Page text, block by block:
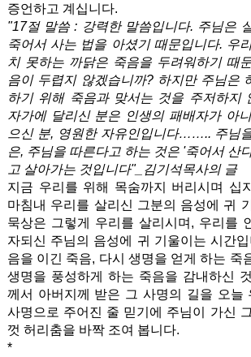
증언하고 계십니다.
"17절 말씀 : 강력한 말씀입니다. 주님은
죽어서 사는 법을 아셨기 때문입니다. 우
치 못하는 까닭은 죽음을 두려워하기 때
음이 두렵지 않겠습니까? 하지만 주님은
하기 위해 죽음과 맞서는 것을 주저하지
자가에 달리신 분은 인생의 패배자가 아
으신 분, 영원한 자유인입니다…….. 주님
은, 주님을 따른다고 하는 것은 '죽어서 산
고 살아가는 것입니다"_김기석목사의 글
지금 우리를 위해 목숨까지 버리시며 십
마침내 우리를 살리신 그분의 음성에 귀
묵상은 그렇게 우리를 살리시며, 우리를
자되신 주님의 음성에 귀 기울이는 시간
음을 이긴 죽음, 다시 생명을 얻게 하는 죽
생명을 풍성하게 하는 죽음을 감내하신
께서 아버지께 받은 그 사명의 길을 오늘
사명으로 주어진 줄 믿기에 주님이 가신
껏 허리춤을 바짝 조여 봅니다.
*